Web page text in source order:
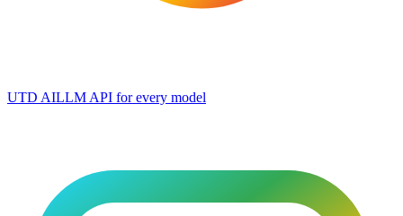
UTD AILLM API for every model